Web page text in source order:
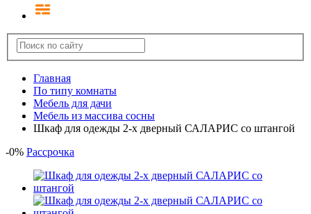
Главная
По типу комнаты
Мебель для дачи
Мебель из массива сосны
Шкаф для одежды 2-х дверный САЛАРИС со штангой
-0% Рассрочка